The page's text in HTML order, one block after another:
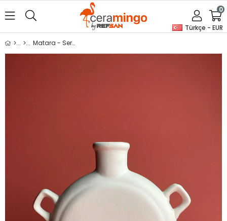
Türkçe - EUR
0
Matara - Seramik Bisküvi